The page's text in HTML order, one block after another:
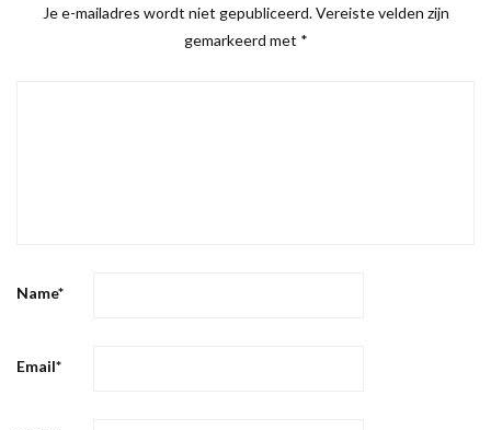
Je e-mailadres wordt niet gepubliceerd. Vereiste velden zijn
gemarkeerd met *
Name*
Email*